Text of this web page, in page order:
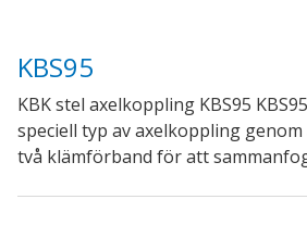
KBS95
KBK stel axelkoppling KBS95
speciell typ av axelkoppling
två klämförband för att